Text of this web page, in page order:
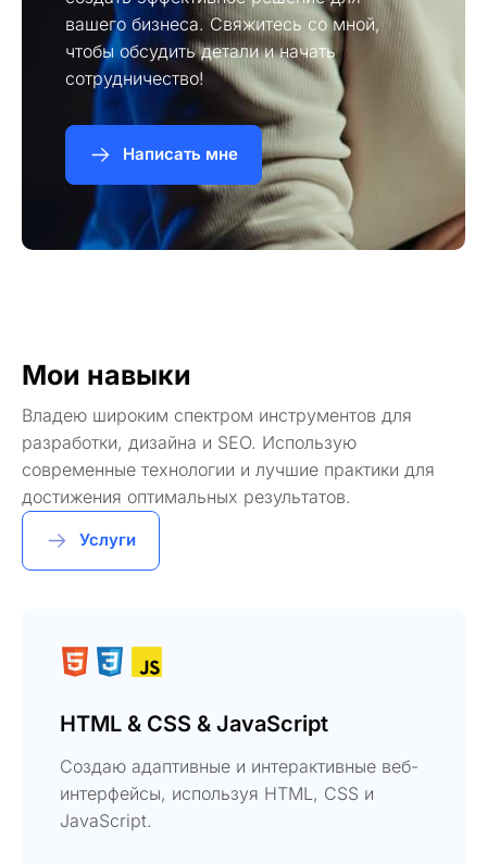
вашего бизнеса. Свяжитесь со мной,
чтобы обсудить детали и начать
сотрудничество!
Написать мне
Мои навыки
Владею широким спектром инструментов для
разработки, дизайна и SEO. Использую
современные технологии и лучшие практики для
достижения оптимальных результатов.
Услуги
HTML & CSS & JavaScript
Создаю адаптивные и интерактивные веб-
интерфейсы, используя HTML, CSS и
JavaScript.